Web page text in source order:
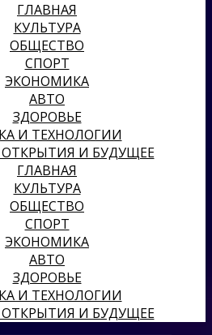
ГЛАВНАЯ
КУЛЬТУРА
ОБЩЕСТВО
СПОРТ
ЭКОНОМИКА
АВТО
ЗДОРОВЬЕ
И ТЕХНОЛОГИИ
И БУДУЩЕЕ
ГЛАВНАЯ
КУЛЬТУРА
ОБЩЕСТВО
СПОРТ
ЭКОНОМИКА
АВТО
ЗДОРОВЬЕ
И ТЕХНОЛОГИИ
И БУДУЩЕЕ